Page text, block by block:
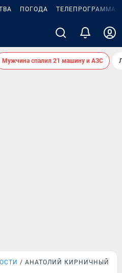
ПОГОДА ТЕЛЕПРОГРАММА
Мужчина спалил 21 машину и АЗС
АНАТОЛИЙ КИРНИЧНЫЙ